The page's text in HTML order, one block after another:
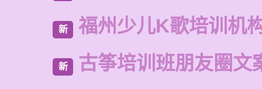
新 福州少儿K歌培训机
新 古筝培训班朋友圈文